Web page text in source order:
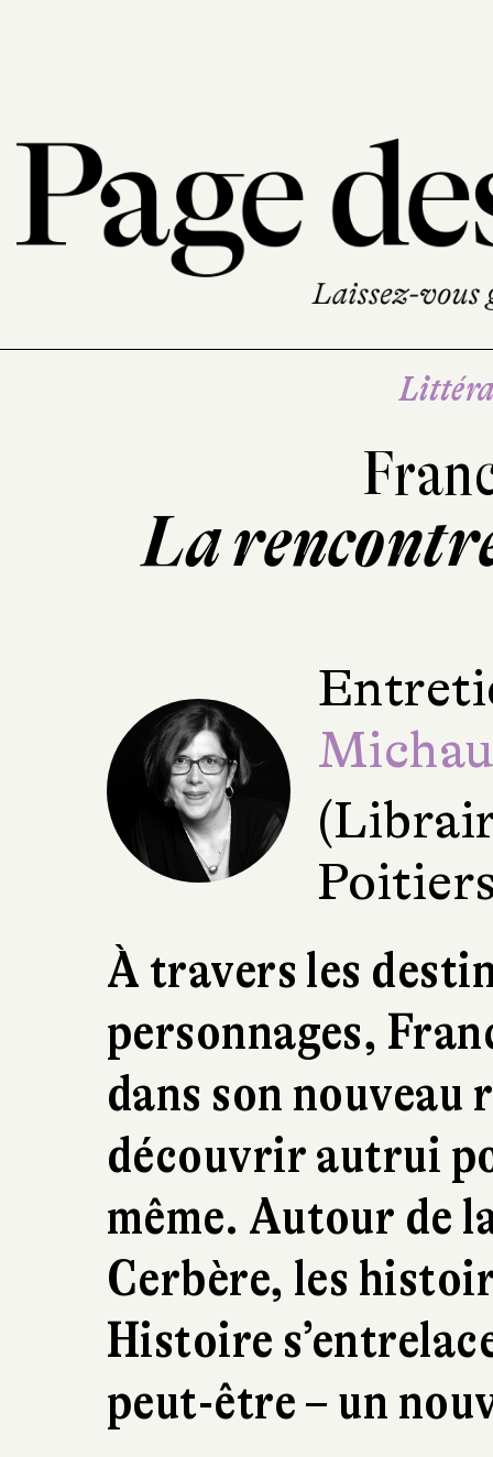
La
À travers les
personnages,
dans son nouveau
découvrir autrui
même. Autour de
Cerbère, les
Histoire
peut-être – un